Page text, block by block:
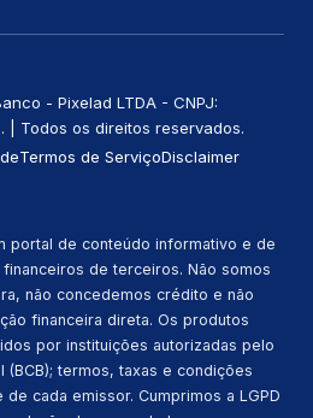
- Pixelad LTDA - CNPJ:
| Todos os direitos reservados.
Termos de ServiçoDisclaimer
portal de conteúdo informativo e de
de terceiros. Não somos
não concedemos crédito e não
financeira direta. Os produtos
por instituições autorizadas pelo
(BCB); termos, taxas e condições
cada emissor. Cumprimos a LGPD